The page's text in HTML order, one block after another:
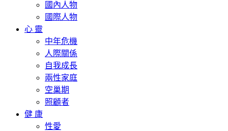
國內人物
國際人物
心 靈
中年危機
人際關係
自我成長
兩性家庭
空巢期
照顧者
健 康
性愛